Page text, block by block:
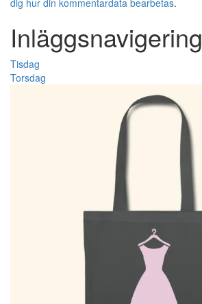
dig hur din kommentardata bearbetas.
Inläggsnavigering
Tisdag
Torsdag